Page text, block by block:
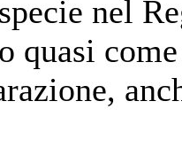
nel
quasi